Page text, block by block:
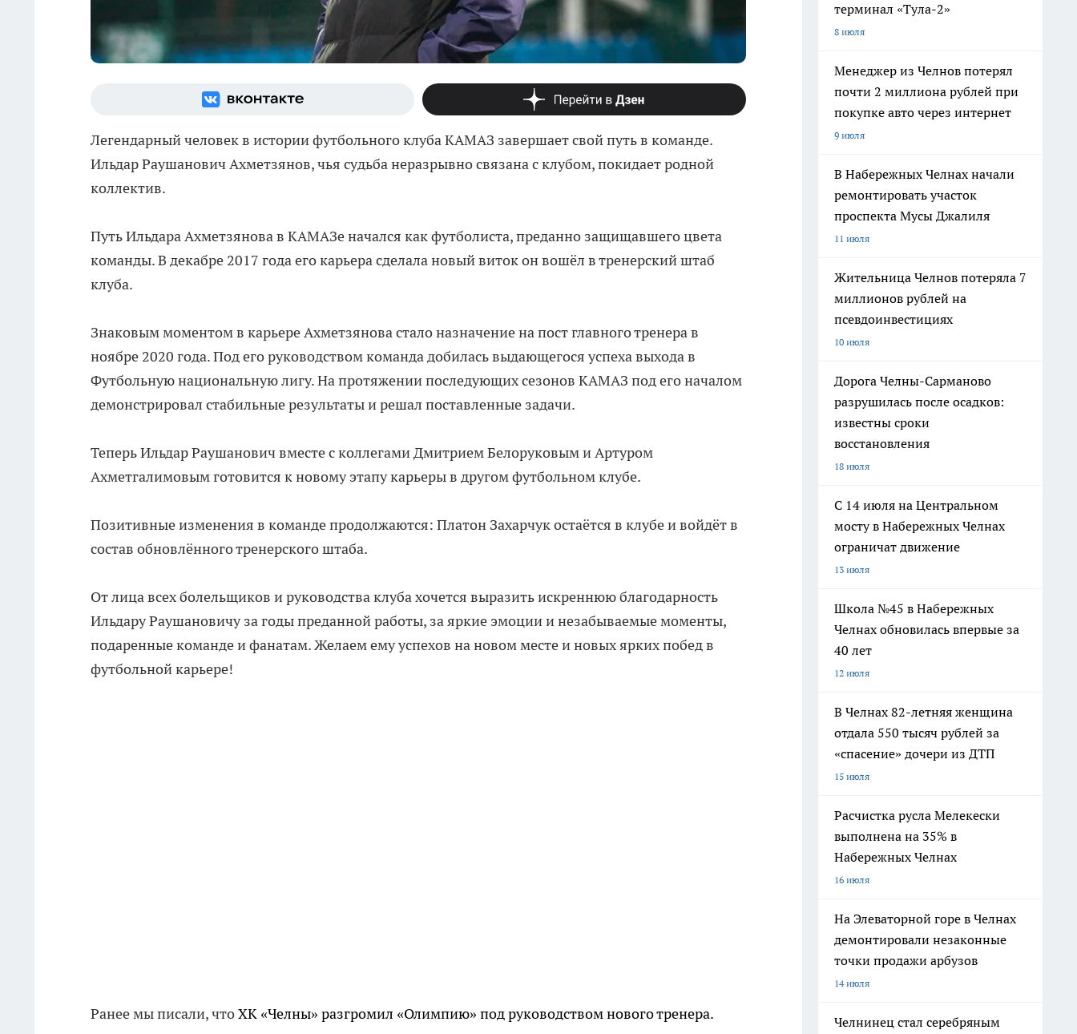
Легендарный человек в истории футбольного клуба КАМАЗ завершает свой путь в команде.
Ильдар Раушанович Ахметзянов, чья судьба неразрывно связана с клубом, покидает родной
коллектив.
Путь Ильдара Ахметзянова в КАМАЗе начался как футболиста, преданно защищавшего цвета
команды. В декабре 2017 года его карьера сделала новый виток он вошёл в тренерский штаб
клуба.
Знаковым моментом в карьере Ахметзянова стало назначение на пост главного тренера в
ноябре 2020 года. Под его руководством команда добилась выдающегося успеха выхода в
Футбольную национальную лигу. На протяжении последующих сезонов КАМАЗ под его началом
демонстрировал стабильные результаты и решал поставленные задачи.
Теперь Ильдар Раушанович вместе с коллегами Дмитрием Белоруковым и Артуром
Ахметгалимовым готовится к новому этапу карьеры в другом футбольном клубе.
Позитивные изменения в команде продолжаются: Платон Захарчук остаётся в клубе и войдёт в
состав обновлённого тренерского штаба.
От лица всех болельщиков и руководства клуба хочется выразить искреннюю благодарность
Ильдару Раушановичу за годы преданной работы, за яркие эмоции и незабываемые моменты,
подаренные команде и фанатам. Желаем ему успехов на новом месте и новых ярких побед в
футбольной карьере!
Ранее мыписали, чтоХК «Челны» разгромил «Олимпию» под руководством нового тренера.
терминал «Тула-2»
8 июля
Менеджер из Челнов потерял
почти 2 миллиона рублей при
покупке авто через интернет
9 июля
В Набережных Челнах начали
ремонтировать участок
проспекта Мусы Джалиля
11 июля
Жительница Челнов потеряла 7
миллионов рублей на
псевдоинвестициях
10 июля
Дорога Челны-Сарманово
разрушилась после осадков:
известны сроки
восстановления
18 июля
С 14 июля на Центральном
мосту в Набережных Челнах
ограничат движение
13 июля
Школа №45 в Набережных
Челнах обновилась впервые за
40 лет
12 июля
В Челнах 82-летняя женщина
отдала 550 тысяч рублей за
«спасение» дочери из ДТП
15 июля
Расчистка русла Мелекески
выполнена на 35% в
Набережных Челнах
16 июля
На Элеваторной горе в Челнах
демонтировали незаконные
точки продажи арбузов
14 июля
Челнинец стал серебряным